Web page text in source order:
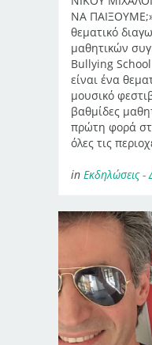
ΝΑ
θεματικό
μαθητικών
Bullying
είναι ένα
μουσικό
βαθμίδες
πρώτη φορά
όλες τις
in Εκδηλώσεις -